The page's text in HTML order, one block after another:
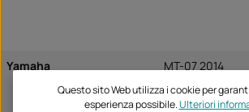
Yamaha
MT-07 2014
MT-07 2015
MT-07 2016
Questo sito Web utilizza i cookie per
esperienza possibile.Ulteriori